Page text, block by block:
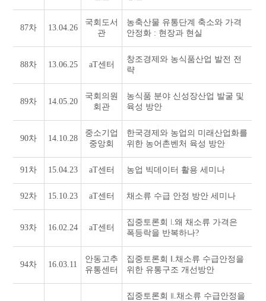
87차 13.04.26
국회도서
관
농축산물 유통단계 축소와 가격
안정화 : 현장과 현실
88차 13.06.25 aT센터
창조경제와 농식품산업 발전 전
략
89차 14.05.20
국회의원
회관
농식품 분야 신성장산업 발굴 및
육성 방안
90차 14.10.28
중소기업
중앙회
한국경제와 농업의 미래산업화를
위한 농어촌벤처 육성 방안
91차 15.04.23 aT센터 농업 빅데이터 활용 세미나
92차 15.10.23 aT센터 채소류 수급 안정 방안 세미나
93차 16.02.24 aT센터
집중토론회 ǀ.왜 채소류 가격은
폭등락을 반복하나?
94차 16.03.11
안동고추
유통센터
집중토론회 ǁ.채소류 수급안정을
위한 유통구조 개선방안
집중토론회 ⦀.채소류 수급안정을